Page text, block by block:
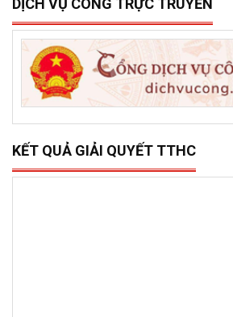
DỊCH VỤ CÔNG TRỰC TRUYẾN
KẾT QUẢ GIẢI QUYẾT TTHC